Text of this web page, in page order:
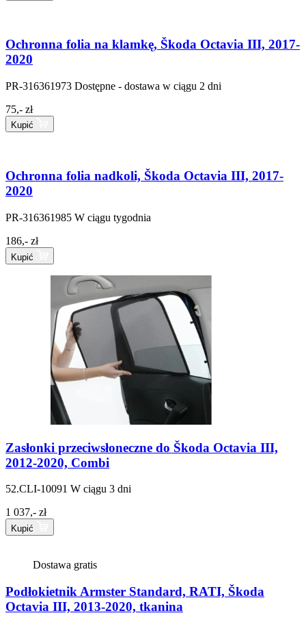
Ochronna folia na klamkę, Škoda Octavia III, 2017-
2020
PR-316361973 Dostępne - dostawa w ciągu 2 dni
75,- zł
Kupić
Ochronna folia nadkoli, Škoda Octavia III, 2017-
2020
PR-316361985 W ciągu tygodnia
186,- zł
Kupić
Zasłonki przeciwsłoneczne do Škoda Octavia III,
2012-2020, Combi
52.CLI-10091 W ciągu 3 dni
1 037,- zł
Kupić
Dostawa gratis
Podłokietnik Armster Standard, RATI, Škoda
Octavia III, 2013-2020, tkanina